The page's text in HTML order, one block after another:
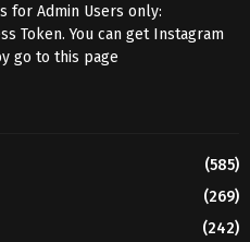
for Admin Users only:
Token. You can get Instagram
go to this page
(585)
(269)
(242)